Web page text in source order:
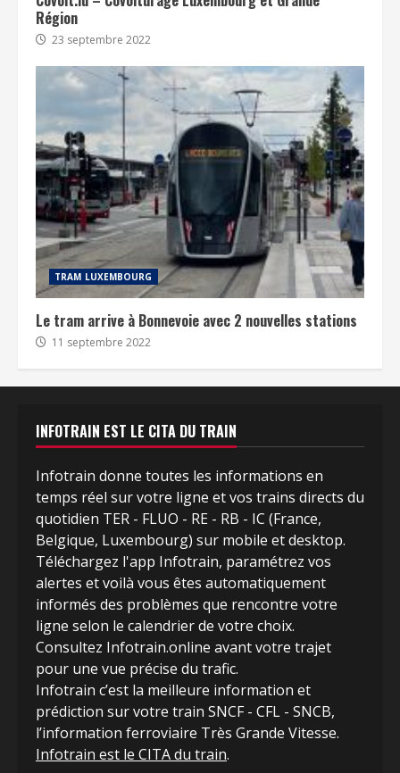
Région
23 septembre 2022
TRAM LUXEMBOURG
Le tram arrive à Bonnevoie avec 2 nouvelles stations
11 septembre 2022
INFOTRAIN EST LE CITA DU TRAIN
Infotrain donne toutes les informations en
temps réel sur votre ligne et vos trains directs du
quotidien TER - FLUO - RE - RB - IC (France,
Belgique, Luxembourg) sur mobile et desktop.
Téléchargez l'app Infotrain, paramétrez vos
alertes et voilà vous êtes automatiquement
informés des problèmes que rencontre votre
ligne selon le calendrier de votre choix.
Consultez Infotrain.online avant votre trajet
pour une vue précise du trafic.
Infotrain c’est la meilleure information et
prédiction sur votre train SNCF - CFL - SNCB,
l’information ferroviaire Très Grande Vitesse.
Infotrain est le CITA du train.